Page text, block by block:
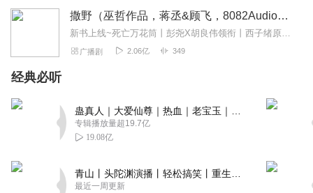
主播声音好喜欢啊！很羡慕这样的女声呢！柔和悦耳！啥时
珞霏小主
好听的小说，内容精彩，让我忍不住听了停不下来，主播团
队戏感上线，绝对可以挑出大戏，快来给主播满分好评吧！
2023-09-04
桌腿蹬腿
一进来就不想走啦，好听，主播的声音好听，讲的也好，小
撒野（巫哲作品，蒋丞&顾飞，8082Audio制作）| 左肩有你原著
新书上线~死亡万花筒丨彭尧X胡良伟领衔丨西子绪原著丨灵异/悬疑/无限流多人有声剧点击跳转收听哦~喜提破亿！#撒野印象大调查#活动上线！>戳此参与<福利四：播...
广播剧 2.06亿 349
经典必听
专辑播放量超19.7亿
19.08亿
最近一周更新